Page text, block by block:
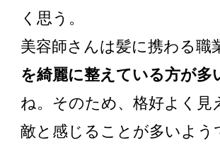
く思う。
美容師さんは髪に携わる職
を綺麗に整えている方が多
ね。そのため、格好よく見
敵と感じることが多いよう